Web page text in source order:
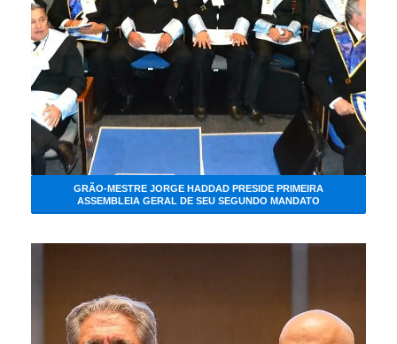
GRÃO-MESTRE JORGE HADDAD PRESIDE PRIMEIRA
ASSEMBLEIA GERAL DE SEU SEGUNDO MANDATO